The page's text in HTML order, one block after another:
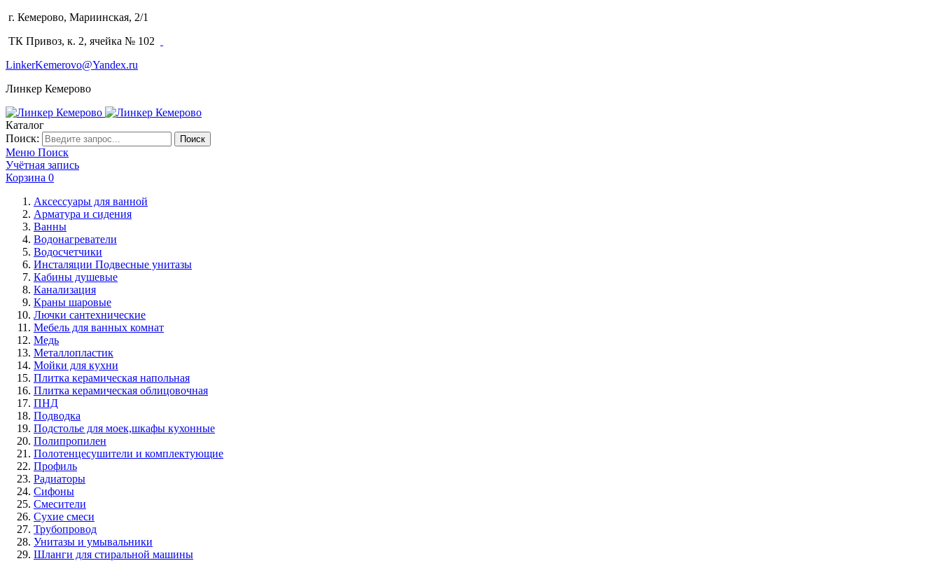
г. Кемерово, Мариинская, 2/1
ТК Привоз, к. 2, ячейка № 102
LinkerKemerovo@Yandex.ru
Линкер Кемерово
Каталог
Поиск:
Поиск
Меню Поиск
Учётная запись
Корзина 0
Аксессуары для ванной
Арматура и сидения
Ванны
Водонагреватели
Водосчетчики
Инсталяции Подвесные унитазы
Кабины душевые
Канализация
Краны шаровые
Лючки сантехнические
Мебель для ванных комнат
Медь
Металлопластик
Мойки для кухни
Плитка керамическая напольная
Плитка керамическая облицовочная
ПНД
Подводка
Подстолье для моек,шкафы кухонные
Полипропилен
Полотенцесушители и комплектующие
Профиль
Радиаторы
Сифоны
Смесители
Сухие смеси
Трубопровод
Унитазы и умывальники
Шланги для стиральной машины